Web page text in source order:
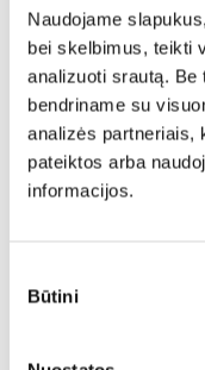
Naudojame
bei skelbimus, teikti
analizuoti srautą. Be
bendriname su
analizės partneriais,
pateiktos arba
informacijos.
pasirinkimas
Būtini